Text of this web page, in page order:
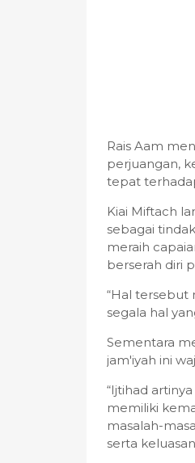
Rais Aam
perjuangan,
tepat
Kiai Miftach
sebagai
meraih
berserah diri
“Hal tersebut
segala hal
Sementara
jam'iyah ini
“Ijtihad
memiliki
masalah-
serta